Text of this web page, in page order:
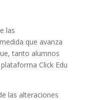
las
que avanza
tanto alumnos
Click Edu
las alteraciones